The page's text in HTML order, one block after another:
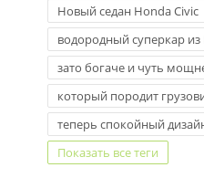
Новый седан Honda Civic
водородный суперкар
зато богаче и чуть
который породит
теперь спокойный
Показать все теги